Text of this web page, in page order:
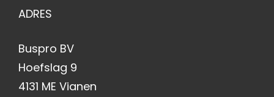
ADRES
Buspro BV
Hoefslag 9
4131 ME Vianen